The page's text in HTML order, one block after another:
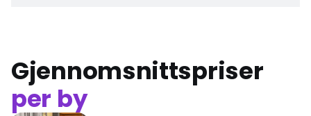
Gjennomsnittspriser
per by